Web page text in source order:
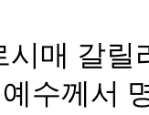
매 갈
수께서